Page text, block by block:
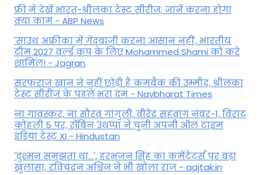
फ्री में देखें भारत-श्रीलंका टेस्ट सीरीज, जानें करना होगा
क्या काम - ABP News
'साउथ अफ्रीका में गेंदबाजी करना आसान नहीं', भारतीय
टीम 2027 वर्ल्‍ड कप के लिए Mohammed Shami को करे
शामिल! - Jagran
सरफराज खान ने नहीं छोड़ी है कमबैक की उम्मीद, श्रीलंका
टेस्ट सीरीज के पहले भरा दम - Navbharat Times
ना गावस्कर, ना सौरव गांगुली, वीरेंद्र सहवाग नंबर-1, विराट
कोहली 5 पर, रॉबिन उथप्पा ने चुनी अपनी ऑल टाइम
इंडिया टेस्ट XI - Hindustan
'दुश्मन समझता था...', हरभजन सिंह का कमेंटेटर्स पर बड़ा
खुलासा, रव‍िचंद्रन अश्विन ने भी खोला राज - aajtak.in